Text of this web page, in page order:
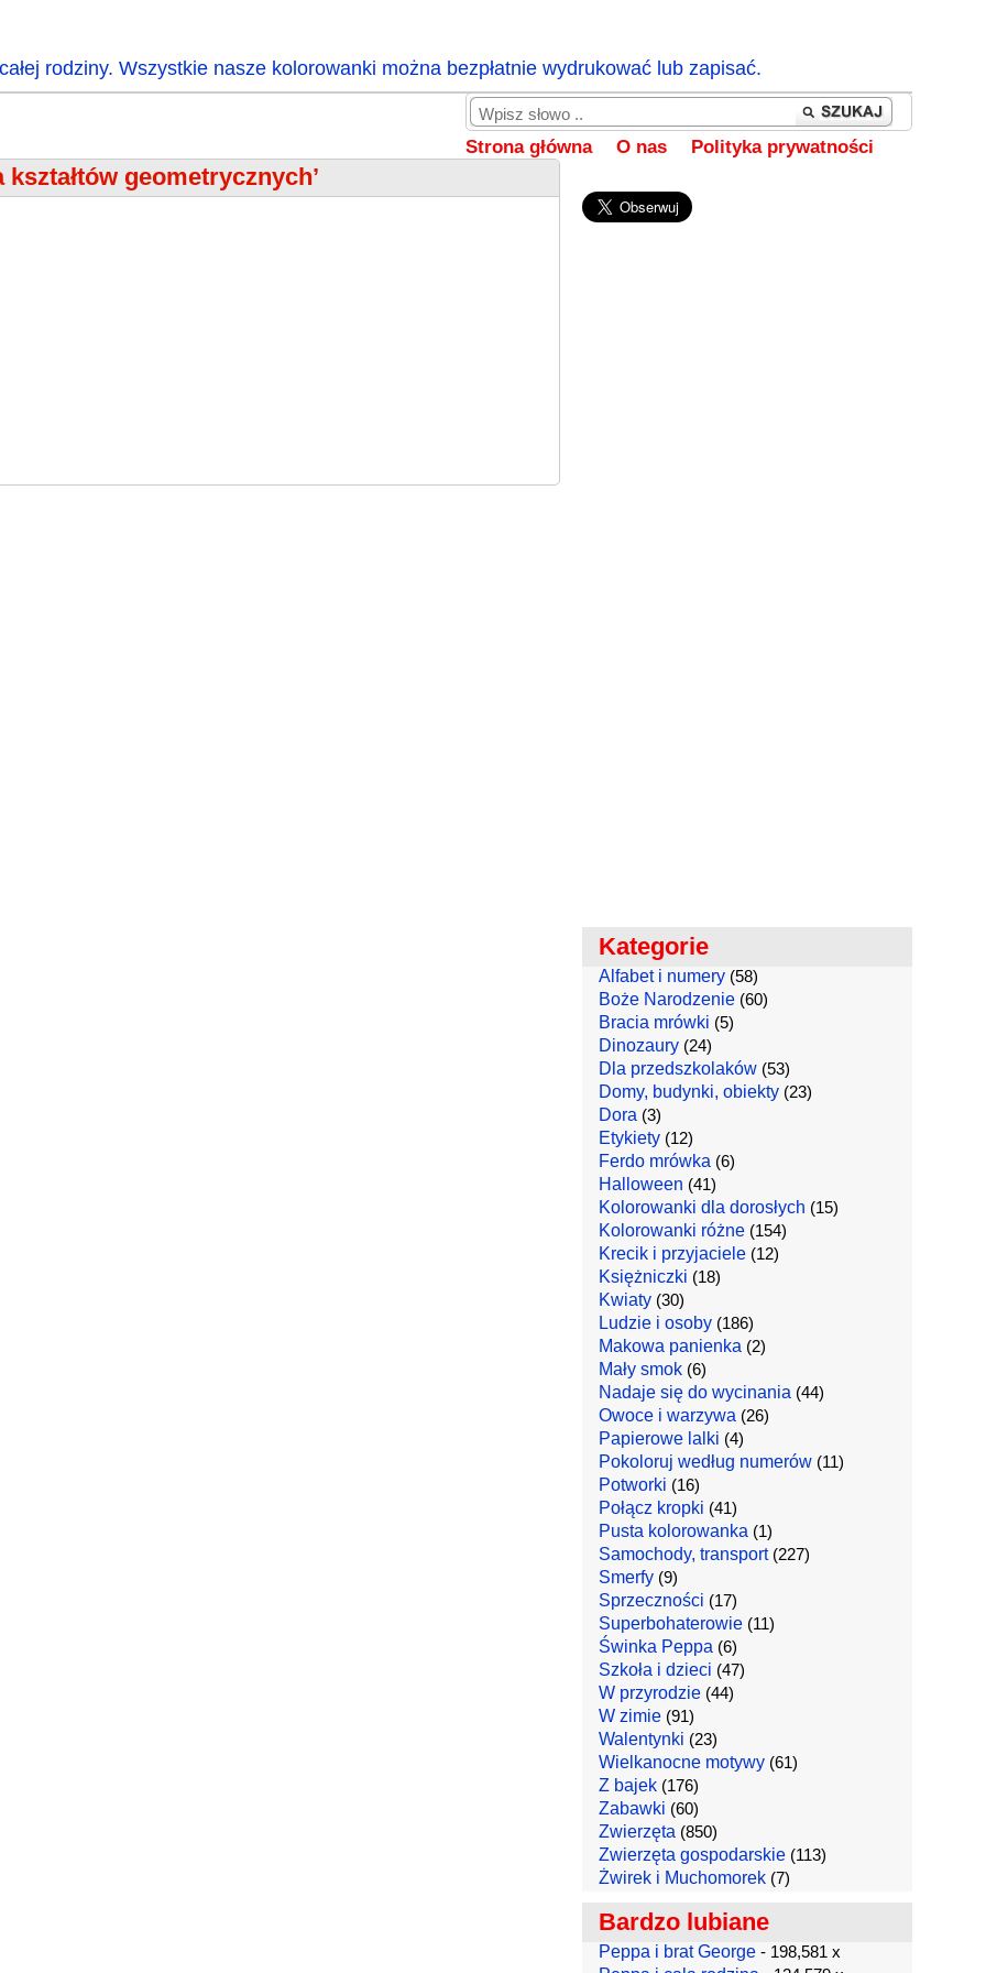
rodziny. Wszystkie nasze kolorowanki można bezpłatnie wydrukować lub zapisać.
Strona główna O nas Polityka prywatności
kształtów geometrycznych’
Kategorie
Alfabet i numery(58)
Boże Narodzenie(60)
Bracia mrówki (5)
Dinozaury(24)
Dla przedszkolaków(53)
Domy, budynki, obiekty(23)
Dora (3)
Etykiety(12)
Ferdo mrówka (6)
Halloween (41)
Kolorowanki dla dorosłych (15)
Kolorowanki różne(154)
Krecik i przyjaciele(12)
Księżniczki (18)
Kwiaty(30)
Ludzie i osoby(186)
Makowa panienka (2)
Mały smok(6)
Nadaje się do wycinania (44)
Owoce i warzywa (26)
Papierowe lalki (4)
Pokoloruj według numerów(11)
Potworki (16)
Połącz kropki (41)
Pusta kolorowanka (1)
Samochody, transport(227)
Smerfy(9)
Sprzeczności (17)
Superbohaterowie(11)
Świnka Peppa (6)
Szkoła i dzieci (47)
W przyrodzie(44)
W zimie(91)
Walentynki (23)
Wielkanocne motywy(61)
Z bajek(176)
Zabawki (60)
Zwierzęta (850)
Zwierzęta gospodarskie(113)
Żwirek i Muchomorek(7)
Bardzo lubiane
Peppa i brat George- 198,581 x